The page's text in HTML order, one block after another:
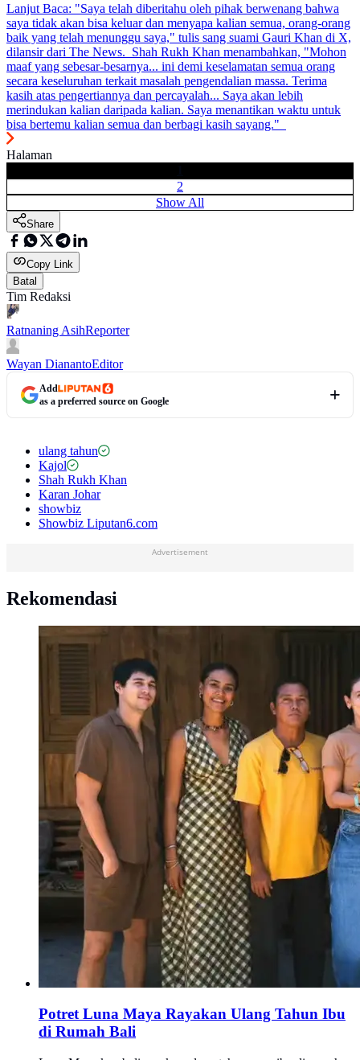
Lanjut Baca: "Saya telah diberitahu oleh pihak berwenang bahwa
saya tidak akan bisa keluar dan menyapa kalian semua, orang-orang
baik yang telah menunggu saya," tulis sang suami Gauri Khan di X,
dilansir dari The News. Shah Rukh Khan menambahkan, "Mohon
maaf yang sebesar-besarnya... ini demi keselamatan semua orang
secara keseluruhan terkait masalah pengendalian massa. Terima
kasih atas pengertiannya dan percayalah... Saya akan lebih
merindukan kalian daripada kalian. Saya menantikan waktu untuk
bisa bertemu kalian semua dan berbagi kasih sayang."
Halaman
2
Show All
Share
Copy Link
Batal
Tim Redaksi
Ratnaning AsihReporter
Wayan DianantoEditor
Add
as a preferred source on Google
ulang tahun
Kajol
Shah Rukh Khan
Karan Johar
showbiz
Showbiz Liputan6.com
Advertisement
Rekomendasi
Potret Luna Maya Rayakan Ulang Tahun Ibu
di Rumah Bali